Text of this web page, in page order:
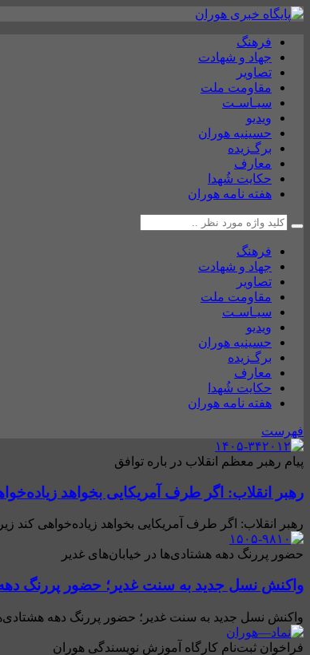
فرهنگ
جهاد و شهادت
تصاویر
مقاومت ملت
سیـاسـت
ویدیو
حسینیه هوران
برگـزیده
معارف
حکایت شُهدا
هفته نامه هوران
فرهنگ
جهاد و شهادت
تصاویر
مقاومت ملت
سیـاسـت
ویدیو
حسینیه هوران
برگـزیده
معارف
حکایت شُهدا
هفته نامه هوران
فهرست
پیام رهبر معظم انقلاب در باره توافق
رهبر انقلاب: اگر طرف آمریکایی بخواهد
رهبر انقلاب: اگر طرف آمریکایی بخواهد زیاده‌خواهی کند
حضور پررنگ دهه هشتادی‌ها در خیابان‌های غدیر
واکنش نسل جدید به سنت غدیر؛ حضور پررنگ دهه
واکنش نسل جدید به سنت غدیر؛ حضور پررنگ دهه
فراخوان ثبت‌نام کارگاه آموزش نویسندگی هوران